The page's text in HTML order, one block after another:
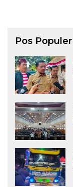
Pos Populer